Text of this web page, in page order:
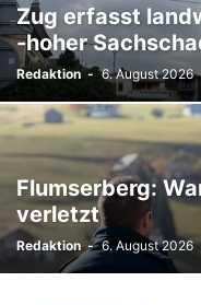
Zug erfasst
-hoher
Redaktion - 6. August 2026
Flumserberg:
verletzt
Redaktion - 6. August 2026